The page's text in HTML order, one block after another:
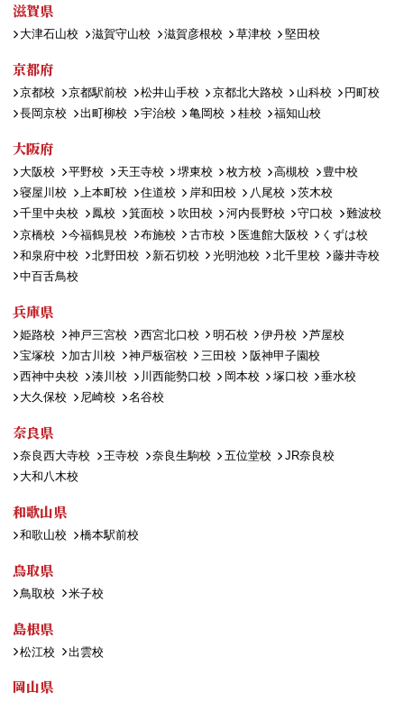
滋賀県
大津石山校 滋賀守山校 滋賀彦根校 草津校 堅田校
京都府
京都校 京都駅前校 松井山手校 京都北大路校 山科校
円町校
長岡京校
出町柳校 宇治校 亀岡校 桂校 福知山校
大阪府
大阪校 平野校 天王寺校 堺東校 枚方校 高槻校
豊中校
寝屋川校
上本町校 住道校 岸和田校 八尾校
茨木校
千里中央校
鳳校 箕面校 吹田校 河内長野校 守口校
難波校
京橋校
今福鶴見校 布施校 古市校 医進館大阪校
くずは校
和泉府中校
北野田校 新石切校 光明池校 北千里校
藤井寺校
中百舌鳥校
兵庫県
姫路校 神戸三宮校 西宮北口校 明石校 伊丹校
芦屋校
宝塚校
加古川校 神戸板宿校 三田校
阪神甲子園校
西神中央校
湊川校 川西能勢口校 岡本校 塚口校
垂水校
大久保校
尼崎校 名谷校
奈良県
奈良西大寺校 王寺校 奈良生駒校 五位堂校
JR奈良校
大和八木校
和歌山県
和歌山校 橋本駅前校
鳥取県
鳥取校 米子校
島根県
松江校 出雲校
岡山県